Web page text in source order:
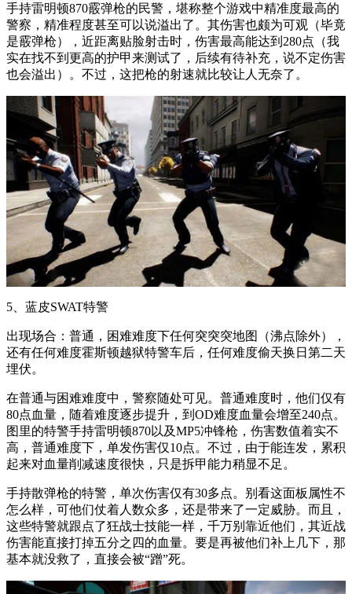
手持雷明顿870霰弹枪的民警，堪称整个游戏中精准度最高的
警察，精准程度甚至可以说溢出了。其伤害也颇为可观（毕竟
是霰弹枪），近距离贴脸射击时，伤害最高能达到280点（我
实在找不到更高的护甲来测试了，后续有待补充，说不定伤害
也会溢出）。不过，这把枪的射速就比较让人无奈了。
5、蓝皮SWAT特警
出现场合：普通，困难难度下任何突突突地图（沸点除外），
还有任何难度霍斯顿越狱特警车后，任何难度偷天换日第二天
埋伏。
在普通与困难难度中，警察随处可见。普通难度时，他们仅有
80点血量，随着难度逐步提升，到OD难度血量会增至240点。
图里的特警手持雷明顿870以及MP5冲锋枪，伤害数值着实不
高，普通难度下，单发伤害仅10点。不过，由于能连发，累积
起来对血量削减速度很快，只是拆甲能力稍显不足。
手持散弹枪的特警，单次伤害仅有30多点。别看这面板属性不
怎么样，可他们仗着人数众多，还是带来了一定威胁。而且，
这些特警就跟点了狂战士技能一样，千万别靠近他们，其近战
伤害能直接打掉五分之四的血量。要是再被他们补上几下，那
基本就没救了，直接会被“蹭”死。